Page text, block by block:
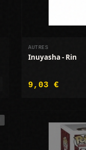
AUTRES
Inuyasha - Rin
9,03 €